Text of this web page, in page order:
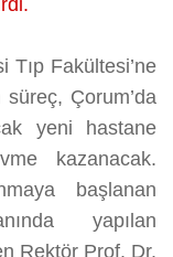
Tıp Fakültesi’ne
Çorum’da
yeni hastane
kazanacak.
başlanan
yapılan
Rektör Prof. Dr.